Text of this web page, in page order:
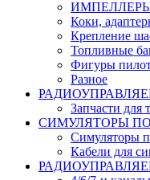
Коки,
Крепление
Топливные
Фигуры
Разное
Запчасти для
СИМУЛЯТОРЫ
Симуляторы
Кабели для